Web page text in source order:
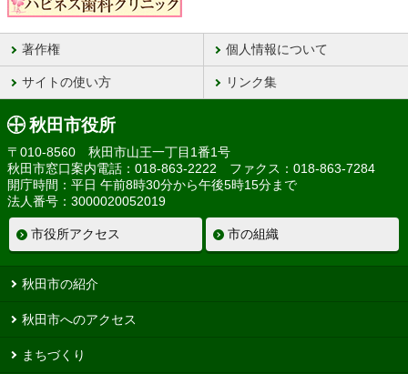
著作権 個人情報について
サイトの使い方 リンク集
秋田市役所
〒010-8560 秋田市山王一丁目1番1号
秋田市窓口案内電話：018-863-2222 ファクス：018-863-7284
開庁時間：平日 午前8時30分から午後5時15分まで
法人番号：3000020052019
市役所アクセス 市の組織
秋田市の紹介
秋田市へのアクセス
まちづくり